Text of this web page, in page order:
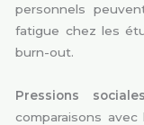
personnels
fatigue chez les
burn-out.
Pressions
comparaisons